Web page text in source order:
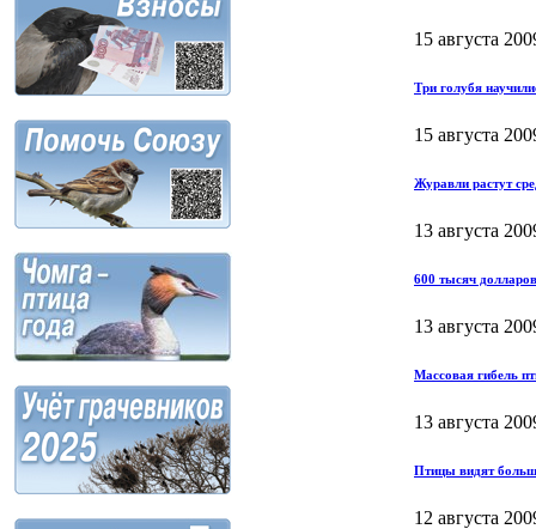
15 августа
Три голубя
15 августа
Журавли растут
13 августа
600 тысяч
13 августа
Массовая гибель
13 августа
Птицы видят
12 августа